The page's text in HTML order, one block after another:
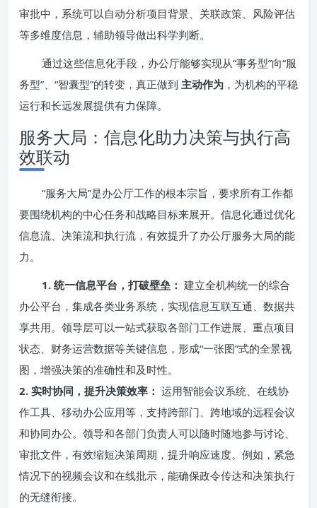
审批中，系统可以自动分析项目背景、关联政策、风险评估
等多维度信息，辅助领导做出科学判断。
通过这些信息化手段，办公厅能够实现从“事务型”向“服
务型”、“智囊型”的转变，真正做到 主动作为 ，为机构的平稳
运行和长远发展提供有力保障。
服务大局：信息化助力决策与执行高
效联动
“服务大局”是办公厅工作的根本宗旨，要求所有工作都
要围绕机构的中心任务和战略目标来展开。信息化通过优化
信息流、决策流和执行流，有效提升了办公厅服务大局的能
力。
1. 统一信息平台，打破壁垒： 建立全机构统一的综合
办公平台，集成各类业务系统，实现信息互联互通、数据共
享共用。领导层可以一站式获取各部门工作进展、重点项目
状态、财务运营数据等关键信息，形成“一张图”式的全景视
图，增强决策的准确性和及时性。
2. 实时协同，提升决策效率： 运用智能会议系统、在线协
作工具、移动办公应用等，支持跨部门、跨地域的远程会议
和协同办公。领导和各部门负责人可以随时随地参与讨论、
审批文件，有效缩短决策周期，提升响应速度。例如，紧急
情况下的视频会议和在线批示，能确保政令传达和决策执行
的无缝衔接。